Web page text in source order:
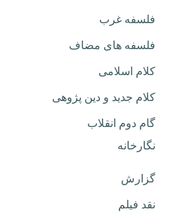
فلسفه غرب
فلسفه های مضاف
کلام اسلامی
کلام جدید و دین پژوهی
گام دوم انقلاب
نگارخانه
گزارش
نقد فیلم